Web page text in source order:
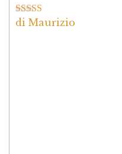
Valutato4
di Maurizio